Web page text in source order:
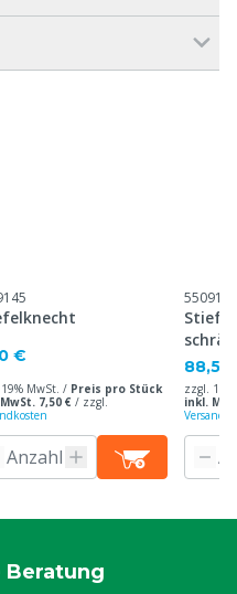
€
MwSt. / Preis pro Stück
7,50 € / zzgl.
5509148
88,50
zzgl.
inkl.
Beratung